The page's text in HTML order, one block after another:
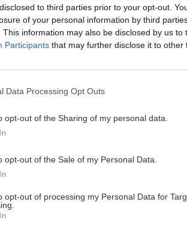
to third parties prior to your opt-out.
of your personal information by third
This information may also be disclosed by us to
Participants that may further disclose it to other
Data Processing Opt Outs
opt-out of the Sharing of my personal data.
opt-out of the Sale of my Personal Data.
opt-out of processing my Personal Data for
υποψηφίων στην πληρωμή του ίδιου
τους αίτηση και μέχρι την
λέει ο Τραμπ - Επιμένει η Τεχεράνη
τον Σεπτέμβριο ή τον Οκτώβριο
για κλιμάκωση ανάμεσα σε ΗΠΑ – Ιράν
News